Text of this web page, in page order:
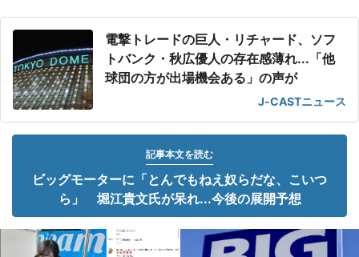
電撃トレードの巨人・リチャード、ソフ
トバンク・秋広優人の存在感薄れ...「他
球団の方が出場機会ある」の声が
J-CASTニュース
記事本文を読む
ビッグモーターに「とんでもねえ奴らだな、こいつ
ら」 堀江貴文氏が呆れ...今後の展開予想